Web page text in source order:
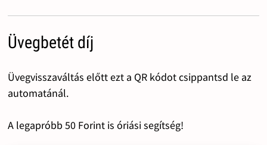
Üvegbetét díj
Üvegvisszaváltás előtt ezt a QR kódot csippantsd le az
automatánál.
A legapróbb 50 Forint is óriási segítség!